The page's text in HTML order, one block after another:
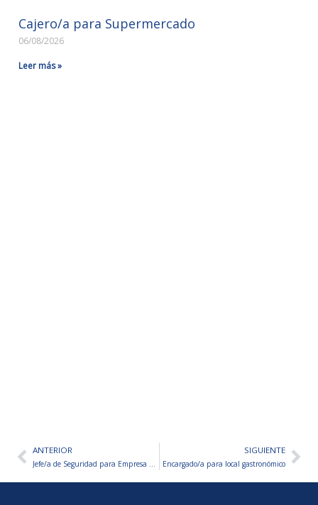
Cajero/a para Supermercado
06/08/2026
Leer más »
AntANTERIOR
Jefe/a de Seguridad para Empresa de Seguridad Privada
SIGUIENTE
Encargado/a para local gastronómico